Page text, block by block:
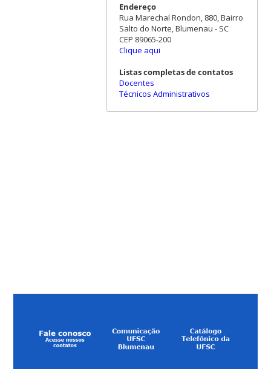
Endereço
Rua Marechal Rondon, 880, Bairro
Salto do Norte, Blumenau - SC
CEP 89065-200
Clique aqui
Listas completas de contatos
Docentes
Técnicos Administrativos